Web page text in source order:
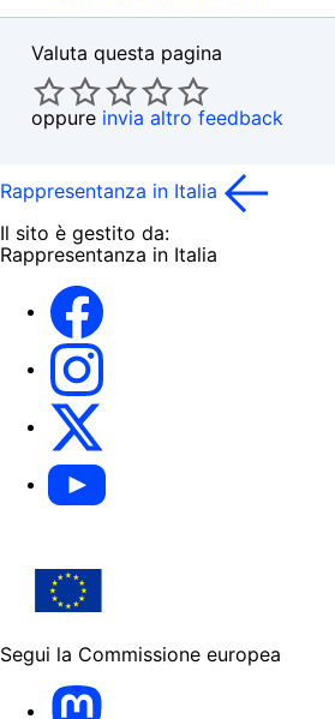
Valuta questa pagina
oppure invia altro feedback
Rappresentanza in Italia
Il sito è gestito da:
Rappresentanza in Italia
Youtube Europa in Italia
Segui la Commissione europea